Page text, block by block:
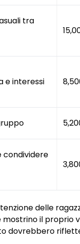
tra
e interessi
condividere
delle
il proprio
dovrebbero